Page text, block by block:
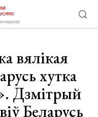
вялікая
хутка
Дзмітрый
Беларусь